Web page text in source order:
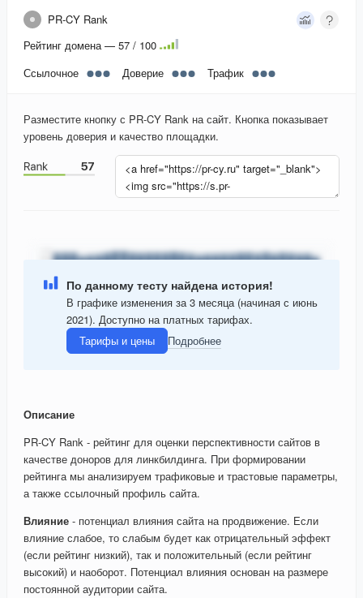
PR-CY Rank
Рейтинг домена — 57 / 100
Ссылочное
Доверие Трафик
Разместите кнопку с PR-CY Rank на сайт. Кнопка показывает
уровень доверия и качество площадки.
По данному тесту найдена история!
В графике изменения за 3 месяца (начиная с июнь
2021). Доступно на платных тарифах.
Тарифы и цены
Подробнее
Описание
PR-CY Rank - рейтинг для оценки перспективности сайтов в
качестве доноров для линкбилдинга. При формировании
рейтинга мы анализируем трафиковые и трастовые параметры,
а также ссылочный профиль сайта.
Влияние - потенциал влияния сайта на продвижение. Если
влияние слабое, то слабым будет как отрицательный эффект
(если рейтинг низкий), так и положительный (если рейтинг
высокий) и наоборот. Потенциал влияния основан на размере
постоянной аудитории сайта.